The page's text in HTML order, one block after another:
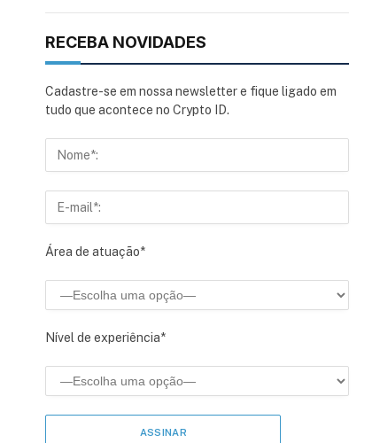
RECEBA NOVIDADES
Cadastre-se em nossa newsletter e fique ligado em
tudo que acontece no Crypto ID.
Área de atuação*
Nível de experiência*